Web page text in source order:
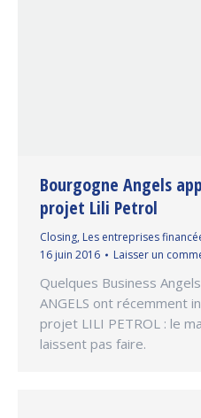
Bourgogne Angels
projet Lili Petrol
Closing, Les entreprises
16 juin 2016
Laisser un
Quelques Business
ANGELS ont récemment
projet LILI PETROL : le
laissent pas faire.